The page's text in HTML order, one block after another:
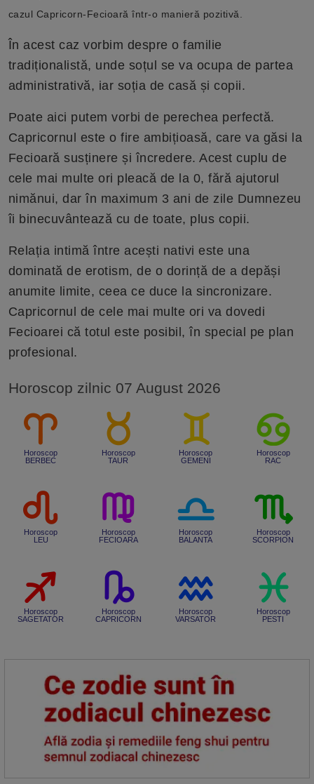
cazul Capricorn-Fecioară într-o manieră pozitivă.
În acest caz vorbim despre o familie
tradiționalistă, unde soțul se va ocupa de partea
administrativă, iar soția de casă și copii.
Poate aici putem vorbi de perechea perfectă.
Capricornul este o fire ambițioasă, care va găsi la
Fecioară susținere și încredere. Acest cuplu de
cele mai multe ori pleacă de la 0, fără ajutorul
nimănui, dar în maximum 3 ani de zile Dumnezeu
îi binecuvântează cu de toate, plus copii.
Relația intimă între acești nativi este una
dominată de erotism, de o dorință de a depăși
anumite limite, ceea ce duce la sincronizare.
Capricornul de cele mai multe ori va dovedi
Fecioarei că totul este posibil, în special pe plan
profesional.
Horoscop zilnic 07 August 2026
Horoscop
BERBEC
Horoscop
TAUR
Horoscop
GEMENI
Horoscop
RAC
Horoscop
LEU
Horoscop
FECIOARA
Horoscop
BALANTA
Horoscop
SCORPION
Horoscop
SAGETATOR
Horoscop
CAPRICORN
Horoscop
VARSATOR
Horoscop
PESTI